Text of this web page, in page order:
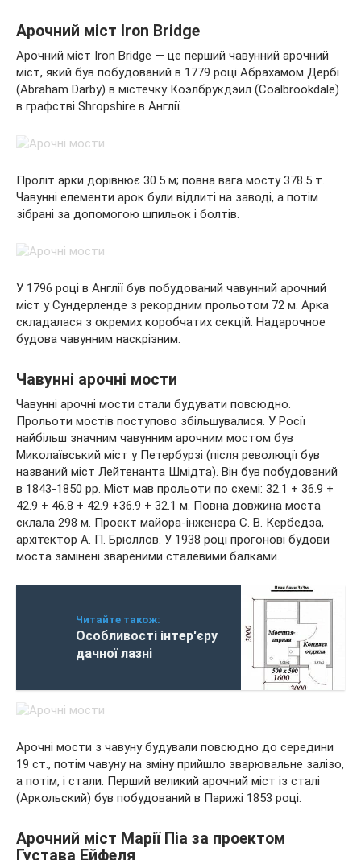
Арочний міст Iron Bridge
Арочний міст Iron Bridge — це перший чавунний арочний
міст, який був побудований в 1779 році Абрахамом Дербі
(Abraham Darby) в містечку Коэлбрукдэил (Coalbrookdale)
в графстві Shropshire в Англії.
Проліт арки дорівнює 30.5 м; повна вага мосту 378.5 т.
Чавунні елементи арок були відлиті на заводі, а потім
зібрані за допомогою шпильок і болтів.
У 1796 році в Англії був побудований чавунний арочний
міст у Сундерленде з рекордним прольотом 72 м. Арка
складалася з окремих коробчатих секцій. Надарочное
будова чавунним наскрізним.
Чавунні арочні мости
Чавунні арочні мости стали будувати повсюдно.
Прольоти мостів поступово збільшувалися. У Росії
найбільш значним чавунним арочним мостом був
Миколаївський міст у Петербурзі (після революції був
названий міст Лейтенанта Шмідта). Він був побудований
в 1843-1850 рр. Міст мав прольоти по схемі: 32.1 + 36.9 +
42.9 + 46.8 + 42.9 +36.9 + 32.1 м. Повна довжина моста
склала 298 м. Проект майора-інженера С. В. Кербедза,
архітектор А. П. Брюллов. У 1938 році прогонові будови
моста замінені звареними сталевими балками.
Читайте також:
Особливості інтер'єру
дачної лазні
Арочні мости з чавуну будували повсюдно до середини
19 ст., потім чавуну на зміну прийшло зварювальне залізо,
а потім, і стали. Перший великий арочний міст із сталі
(Аркольский) був побудований в Парижі 1853 році.
Арочний міст Марії Піа за проектом
Густава Ейфеля